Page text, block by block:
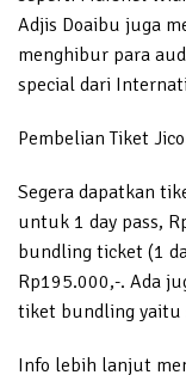
Adjis Doaibu juga
menghibur para
special dari
Pembelian Tiket
Segera dapatkan
untuk 1 day pass,
bundling ticket (1
Rp195.000,-. Ada
tiket bundling yaitu
Info lebih lanjut